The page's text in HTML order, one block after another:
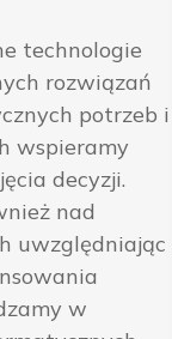
technologie
rozwiązań
potrzeb i
wspieramy
decyzji.
nad
uwzględniając
w